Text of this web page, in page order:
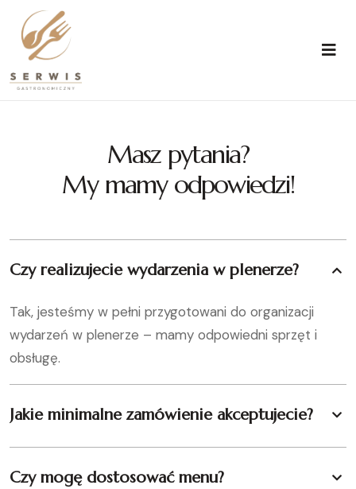
Masz pytania?
My mamy odpowiedzi!
Czy realizujecie wydarzenia w plenerze?
Tak, jesteśmy w pełni przygotowani do organizacji
wydarzeń w plenerze – mamy odpowiedni sprzęt i
obsługę.
Jakie minimalne zamówienie akceptujecie?
Czy mogę dostosować menu?